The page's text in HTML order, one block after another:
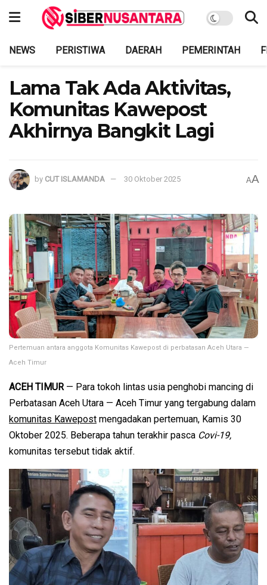
NEWS PERISTIWA DAERAH PEMERINTAH
Lama Tak Ada Aktivitas,
Komunitas Kawepost
Akhirnya Bangkit Lagi
by CUT ISLAMANDA 30 Oktober 2025 AA
Pertemuan antara anggota Komunitas Kawepost di perbatasan Aceh Utara —
Aceh Timur
ACEH TIMUR— Para tokoh lintas usia penghobi mancing di
Perbatasan Aceh Utara — Aceh Timur yang tergabung dalam
komunitas Kawepost mengadakan pertemuan, Kamis 30
Oktober 2025. Beberapa tahun terakhir pasca Covi-19,
komunitas tersebut tidak aktif.